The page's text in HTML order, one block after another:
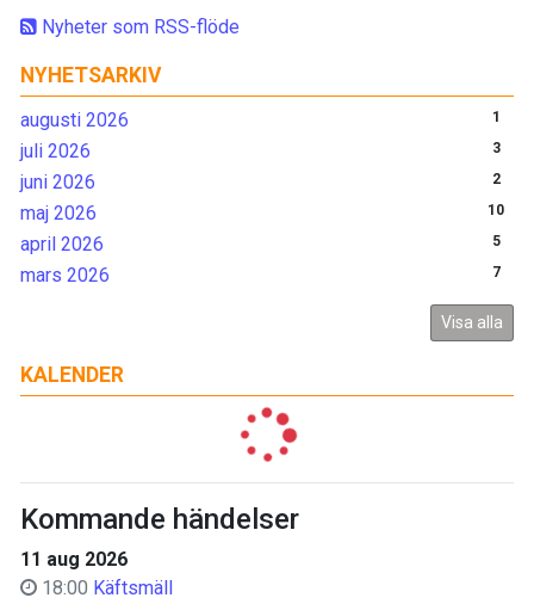
Nyheter som RSS-flöde
NYHETSARKIV
augusti 2026 1
juli 2026 3
juni 2026 2
maj 2026 10
april 2026 5
mars 2026 7
Visa alla
KALENDER
Kommande händelser
11 aug 2026
18:00 Käftsmäll